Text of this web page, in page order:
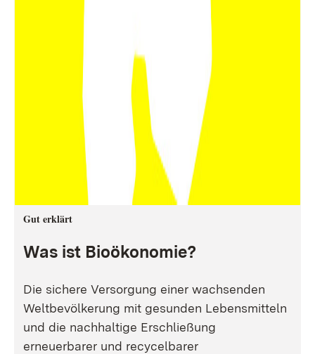
Gut erklärt
Was ist Bioökonomie?
Die sichere Versorgung einer wachsenden
Weltbevölkerung mit gesunden Lebensmitteln
und die nachhaltige Erschließung
erneuerbarer und recycelbarer